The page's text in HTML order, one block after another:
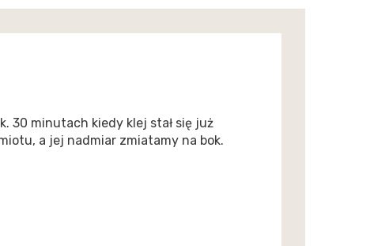
30 minutach kiedy klej stał się już
a jej nadmiar zmiatamy na bok.